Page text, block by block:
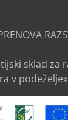
sklad za
v podeželje«